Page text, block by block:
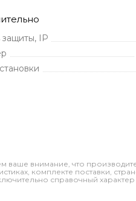
защиты, IP
ваше внимание, что
комплекте поставки,
справочный